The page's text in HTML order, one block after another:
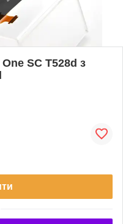
SC T528d з